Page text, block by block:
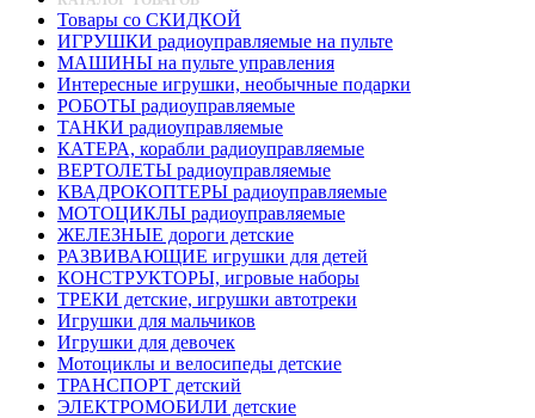
Товары со СКИДКОЙ
ИГРУШКИ радиоуправляемые на пульте
МАШИНЫ на пульте управления
Интересные игрушки, необычные подарки
РОБОТЫ радиоуправляемые
ТАНКИ радиоуправляемые
КАТЕРА, корабли радиоуправляемые
ВЕРТОЛЕТЫ радиоуправляемые
КВАДРОКОПТЕРЫ радиоуправляемые
МОТОЦИКЛЫ радиоуправляемые
ЖЕЛЕЗНЫЕ дороги детские
РАЗВИВАЮЩИЕ игрушки для детей
КОНСТРУКТОРЫ, игровые наборы
ТРЕКИ детские, игрушки автотреки
Игрушки для мальчиков
Игрушки для девочек
Мотоциклы и велосипеды детские
ТРАНСПОРТ детский
ЭЛЕКТРОМОБИЛИ детские